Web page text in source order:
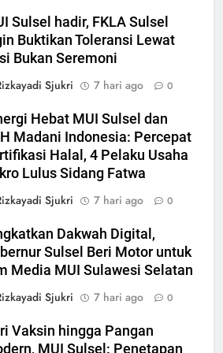
Sulsel hadir, FKLA Sulsel
Buktikan Toleransi Lewat
Bukan Seremoni
Sjukri
7 hari ago 0
Hebat MUI Sulsel dan
Madani Indonesia: Percepat
Halal, 4 Pelaku Usaha
Lulus Sidang Fatwa
Sjukri
7 hari ago 0
Dakwah Digital,
Sulsel Beri Motor untuk
Media MUI Sulawesi Selatan
Sjukri
7 hari ago 0
Vaksin hingga Pangan
MUI Sulsel: Penetapan
MUI Sulsel dan LPH Madani
Indonesia Tetapkan Empat
Pelaku Usaha Halal
NEWS